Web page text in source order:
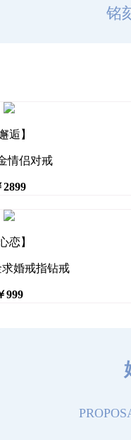
铭
逅】
情侣对戒
2899
恋】
婚戒指钻戒
999